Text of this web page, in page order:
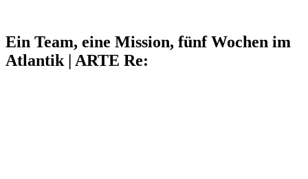
Ein Team, eine Mission, fünf Wochen im
Atlantik | ARTE Re: